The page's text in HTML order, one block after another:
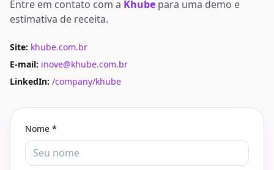
Entre em contato com a Khube para uma demo e
estimativa de receita.
Site: khube.com.br
E-mail: inove@khube.com.br
LinkedIn: /company/khube
Nome *